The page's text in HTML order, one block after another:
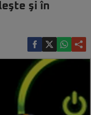
şi în